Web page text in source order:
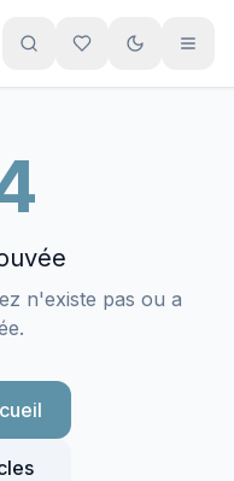
n'existe pas ou a